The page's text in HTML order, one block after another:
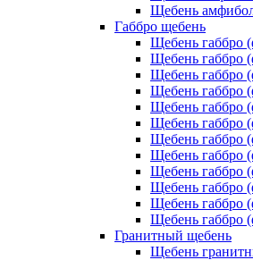
Щебень
Габбро щебень
Щебень габбро
Щебень габбро
Щебень габбро
Щебень габбро
Щебень габбро
Щебень габбро
Щебень габбро
Щебень габбро
Щебень габбро
Щебень габбро
Щебень габбро
Щебень габбро
Гранитный щебень
Щебень